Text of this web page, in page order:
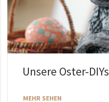
Unsere Oster-DIYs
MEHR SEHEN